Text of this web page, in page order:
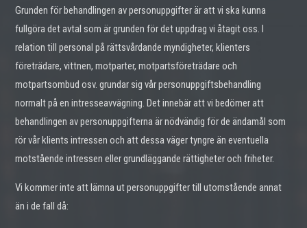
Grunden för behandlingen av personuppgifter är att vi ska kunna
fullgöra det avtal som är grunden för det uppdrag vi åtagit oss. I
relation till personal på rättsvårdande myndigheter, klienters
företrädare, vittnen, motparter, motpartsföreträdare och
motpartsombud osv. grundar sig vår personuppgiftsbehandling
normalt på en intresseavvägning. Det innebär att vi bedömer att
behandlingen av personuppgifterna är nödvändig för de ändamål som
rör vår klients intressen och att dessa väger tyngre än eventuella
motstående intressen eller grundläggande rättigheter och friheter.
Vi kommer inte att lämna ut personuppgifter till utomstående annat
än i de fall då: